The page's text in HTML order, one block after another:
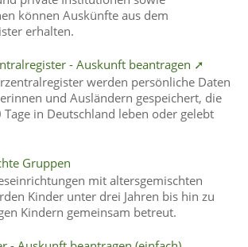
können Auskünfte aus dem
erhalten.
- Auskunft beantragen ➚
werden persönliche Daten
und Ausländern gespeichert, die
Tage in Deutschland leben oder gelebt
Gruppen
mit altersgemischten
Kinder unter drei Jahren bis hin zu
Kindern gemeinsam betreut.